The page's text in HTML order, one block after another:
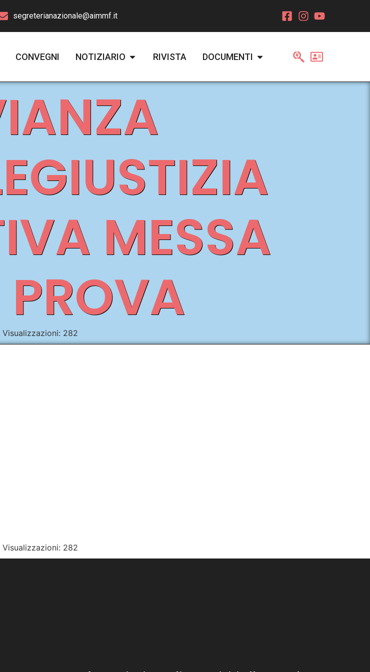
segreterianazionale@aimmf.it
CONVEGNI NOTIZIARIO RIVISTA DOCUMENTI
MESSA
Visualizzazioni: 282
Visualizzazioni: 282